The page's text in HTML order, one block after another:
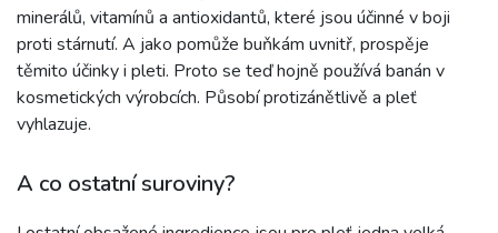
minerálů, vitamínů a antioxidantů, které jsou účinné v boji
proti stárnutí. A jako pomůže buňkám uvnitř, prospěje
těmito účinky i pleti. Proto se teď hojně používá banán v
kosmetických výrobcích. Působí protizánětlivě a pleť
vyhlazuje.
A co ostatní suroviny?